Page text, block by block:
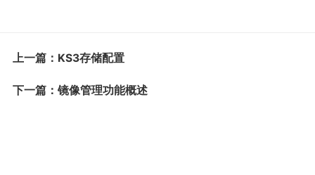
上一篇：KS3存储配置
下一篇：镜像管理功能概述